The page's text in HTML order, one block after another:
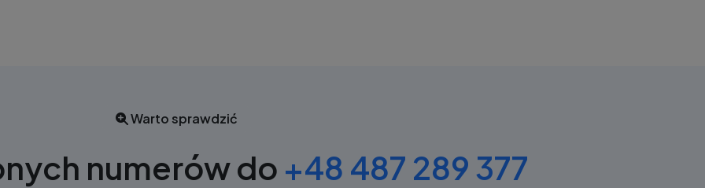
Warto sprawdzić
numerów do +48 487 289 377